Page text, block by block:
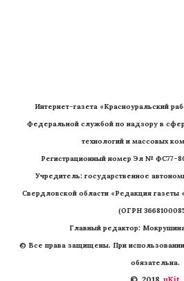
Интернет-газета «Красноуральский
Федеральной службой по надзору в
технологий и массовых
Регистрационный номер Эл № ФС77-
Учредитель: государственное
Свердловской области «Редакция газеты
(ОГРН
Главный редактор:
© Все права защищены. При
обязательна.